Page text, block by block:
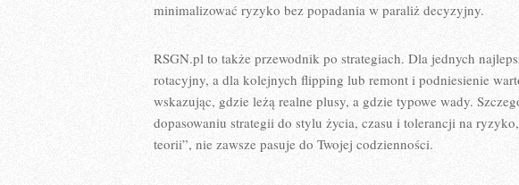
minimalizować ryzyko bez popadania w paraliż decyzyjny.
RSGN.pl to także przewodnik po strategiach. Dla jednych
rotacyjny, a dla kolejnych flipping lub remont i podniesienie
wskazując, gdzie leżą realne plusy, a gdzie typowe wady.
dopasowaniu strategii do stylu życia, czasu i tolerancji na
teorii”, nie zawsze pasuje do Twojej codzienności.